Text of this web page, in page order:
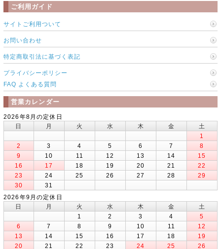
ご利用ガイド
サイトご利用ついて
お問い合わせ
特定商取引法に基づく表記
プライバシーポリシー
FAQ よくある質問
営業カレンダー
2026年8月の定休日
日
月 火 水 木 金
土
1
2
3 4 5 6 7
8
9
10 11 12 13 14
15
16
17 18 19 20 21
22
23
24 25 26 27 28
29
30
31
2026年9月の定休日
日
月 火 水 木 金
土
1
2 3 4
5
6
7 8 9 10 11
12
13
14 15 16 17 18
19
20
21 22 23 24 25 26